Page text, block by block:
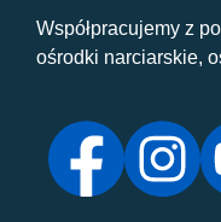
Współpracujemy z
ośrodki narciarskie,